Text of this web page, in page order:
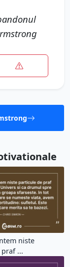
niste
...